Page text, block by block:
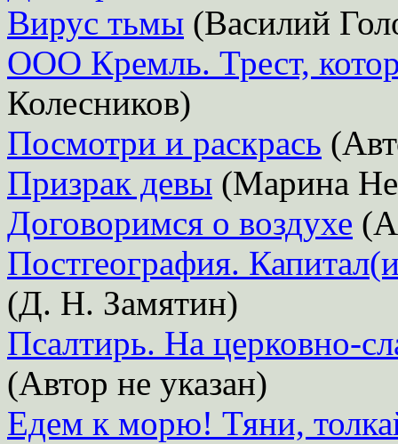
Вирус тьмы (Василий
ООО Кремль. Трест,
Колесников)
Посмотри и раскрась
Призрак девы (Марина
Договоримся о воздухе
Постгеография.
(Д. Н. Замятин)
Псалтирь. На церковно-
(Автор не указан)
Едем к морю! Тяни,